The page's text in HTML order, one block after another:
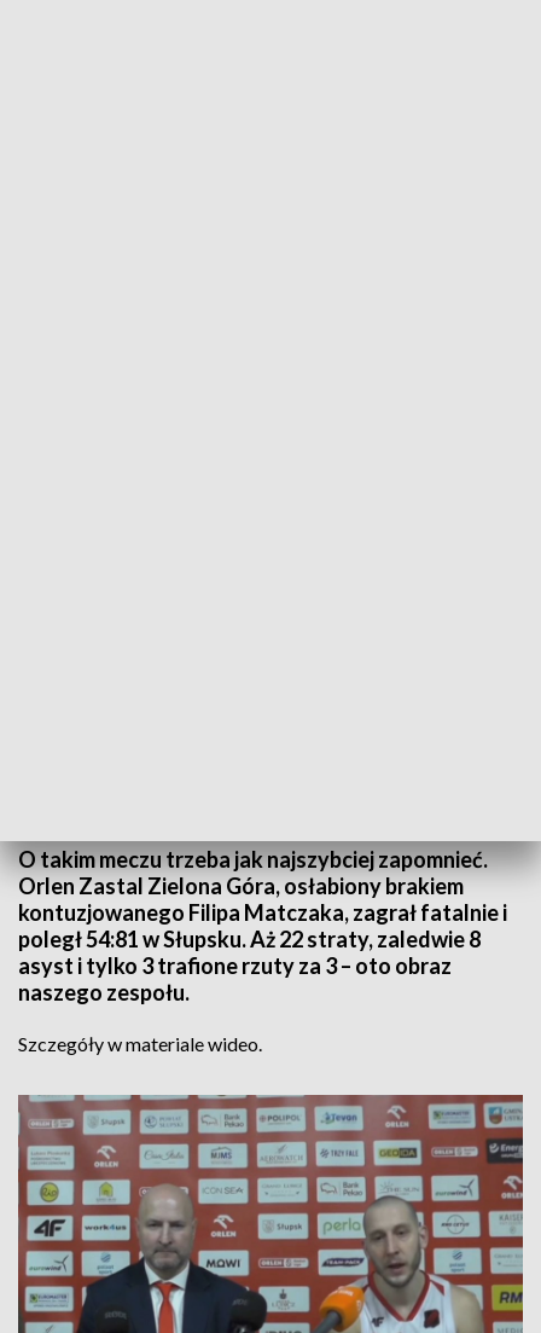
O takim meczu trzeba jak najszybciej zapomnieć.
Orlen Zastal Zielona Góra, osłabiony brakiem
kontuzjowanego Filipa Matczaka, zagrał fatalnie i
poległ 54:81 w Słupsku. Aż 22 straty, zaledwie 8
asyst i tylko 3 trafione rzuty za 3 – oto obraz
naszego zespołu.
Szczegóły w materiale wideo.